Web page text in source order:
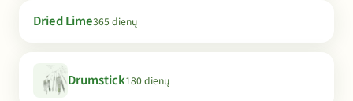
Dried Lime365 dienų
Drumstick180 dienų